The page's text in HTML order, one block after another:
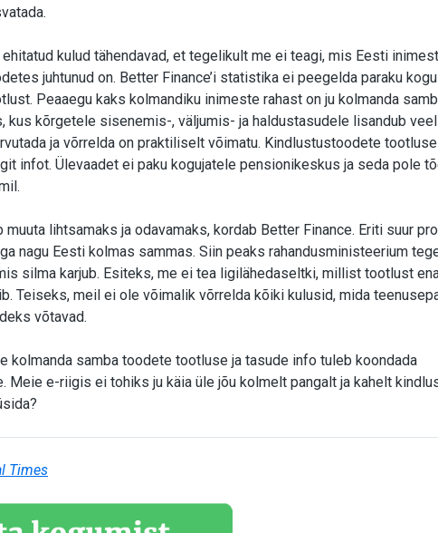
kulud tähendavad, et tegelikult me ei teagi, mis Eesti
juhtunud on. Better Finance’i statistika ei peegelda paraku
Peaaegu kaks kolmandiku inimeste rahast on ju kolmanda
kus kõrgetele sisenemis-, väljumis- ja haldustasudele lisandub
ja võrrelda on praktiliselt võimatu. Kindlustustoodete
infot. Ülevaadet ei paku kogujatele pensionikeskus ja seda pole
lihtsamaks ja odavamaks, kordab Better Finance. Eriti suur
nagu Eesti kolmas sammas. Siin peaks rahandusministeerium
silma karjub. Esiteks, me ei tea ligilähedaseltki, millist tootlust
Teiseks, meil ei ole võimalik võrrelda kõiki kulusid, mida
võtavad.
kolmanda samba toodete tootluse ja tasude info tuleb koondada
Meie e-riigis ei tohiks ju käia üle jõu kolmelt pangalt ja kahelt
Times